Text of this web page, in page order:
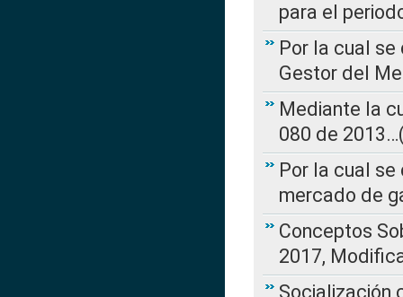
para el
Por la cual
Gestor del
Mediante la
080 de
Por la cual
mercado de
Conceptos
2017,
Socialización